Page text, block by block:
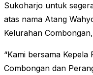
Sukoharjo untuk
atas nama Atang
Kelurahan
“Kami bersama
Combongan dan